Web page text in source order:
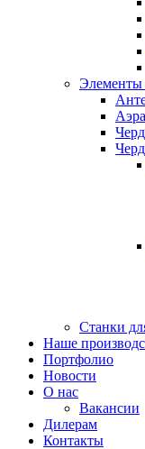
Элементы
Станки
Наше
Портфолио
Новости
О нас
Вакансии
Дилерам
Контакты